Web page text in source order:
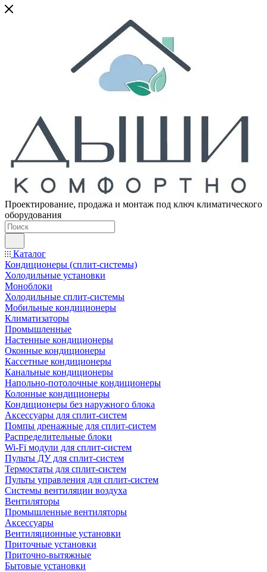
Проектирование, продажа и монтаж под ключ климатического
оборудования
Каталог
Кондиционеры (сплит-системы)
Холодильные установки
Моноблоки
Холодильные сплит-системы
Мобильные кондиционеры
Климатизаторы
Промышленные
Настенные кондиционеры
Оконные кондиционеры
Кассетные кондиционеры
Канальные кондиционеры
Напольно-потолочные кондиционеры
Колонные кондиционеры
Кондиционеры без наружного блока
Аксессуары для сплит-систем
Помпы дренажные для сплит-систем
Распределительные блоки
Wi-Fi модули для сплит-систем
Пульты ДУ для сплит-систем
Термостаты для сплит-систем
Пульты управления для сплит-систем
Системы вентиляции воздуха
Вентиляторы
Промышленные вентиляторы
Аксессуары
Вентиляционные установки
Приточные установки
Приточно-вытяжные
Бытовые установки